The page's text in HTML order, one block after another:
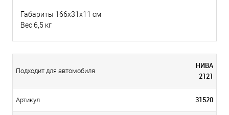
Габариты 166х31х11 cм
Вес 6,5 кг
Подходит для автомобиля
НИВА
2121
Артикул 31520